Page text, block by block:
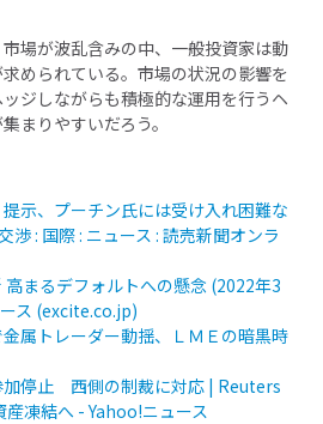
場が波乱含みの中、一般投資家は動
められている。市場の状況の影響を
ジしながらも積極的な運用を行うヘ
まりやすいだろう。
示、プーチン氏には受け入れ困難な
渉 : 国際 : ニュース : 読売新聞オンラ
高まるデフォルトへの懸念 (2022年3
ス (excite.co.jp)
属トレーダー動揺、ＬＭＥの暗黒時
加停止 西側の制裁に対応 | Reuters
産凍結へ - Yahoo!ニュース